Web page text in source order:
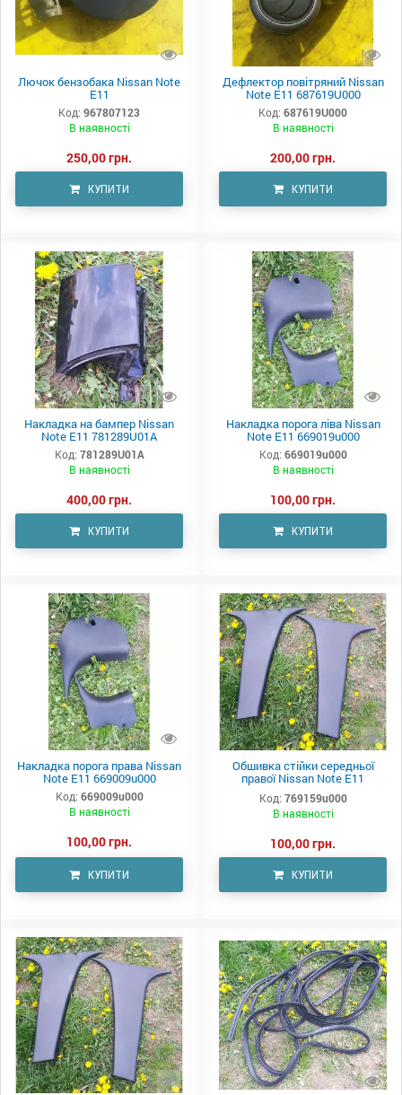
Лючок бензобака Nissan Note
E11
Код: 967807123
В наявності
250,00 грн.
КУПИТИ
Дефлектор повітряний Nissan
Note E11 687619U000
Код: 687619U000
В наявності
200,00 грн.
КУПИТИ
Накладка на бампер Nissan
Note E11 781289U01A
Код: 781289U01A
В наявності
400,00 грн.
КУПИТИ
Накладка порога ліва Nissan
Note E11 669019u000
Код: 669019u000
В наявності
100,00 грн.
КУПИТИ
Накладка порога права Nissan
Note E11 669009u000
Код: 669009u000
В наявності
100,00 грн.
КУПИТИ
Обшивка стійки середньої
правої Nissan Note E11
Код: 769159u000
В наявності
100,00 грн.
КУПИТИ